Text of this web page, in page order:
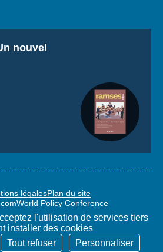
nouvel
légalesPlan du site
World Policy Conference
l'utilisation de services tiers
installer des cookies
Tout refuser Personnaliser